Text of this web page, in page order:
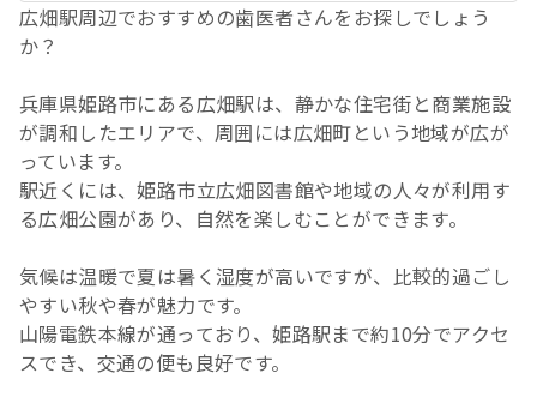
広畑駅周辺でおすすめの歯医者さんをお探しでしょう
か？
兵庫県姫路市にある広畑駅は、静かな住宅街と商業施設
が調和したエリアで、周囲には広畑町という地域が広が
っています。
駅近くには、姫路市立広畑図書館や地域の人々が利用す
る広畑公園があり、自然を楽しむことができます。
気候は温暖で夏は暑く湿度が高いですが、比較的過ごし
やすい秋や春が魅力です。
山陽電鉄本線が通っており、姫路駅まで約10分でアクセ
スでき、交通の便も良好です。